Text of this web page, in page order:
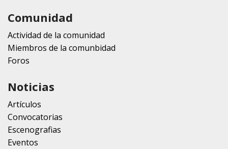
Comunidad
Actividad de la comunidad
Miembros de la comunbidad
Foros
Noticias
Artículos
Convocatorias
Escenografias
Eventos